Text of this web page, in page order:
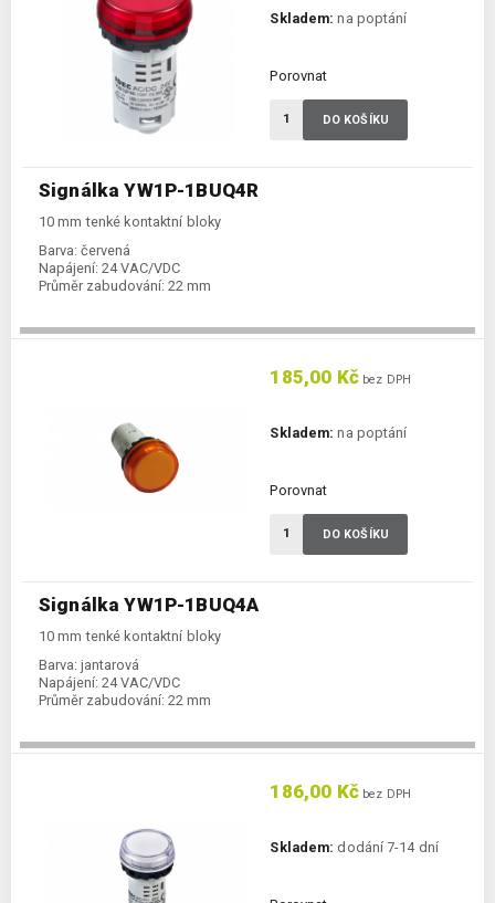
Signálka YW1P-1BUQ4R
10 mm tenké kontaktní bloky
Barva: červená
Napájení: 24 VAC/VDC
Průměr zabudování: 22 mm
Skladem: na poptání
Porovnat
DO KOŠÍKU
Signálka YW1P-1BUQ4A
10 mm tenké kontaktní bloky
Barva: jantarová
Napájení: 24 VAC/VDC
Průměr zabudování: 22 mm
185,00 Kč bez DPH
Skladem: na poptání
Porovnat
DO KOŠÍKU
186,00 Kč bez DPH
Skladem: dodání 7-14 dní